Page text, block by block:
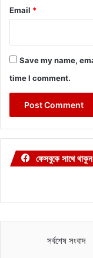
Email *
Save my name,
time I comment.
ফেসবুকে সাথে থাকুন
সর্বশেষ সংবাদ